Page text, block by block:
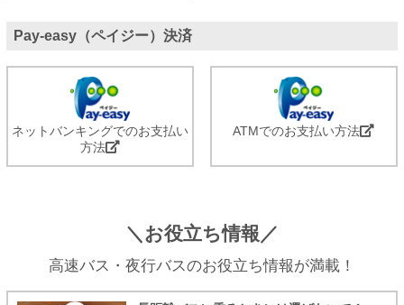
Pay-easy（ペイジー）決済
ネットバンキングでのお支払い
方法
ATMでのお支払い方法
＼お役立ち情報／
高速バス・夜行バスのお役立ち情報が満載！